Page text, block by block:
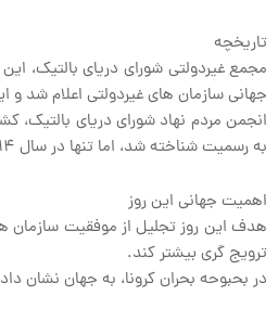
تاریخچه
جهانی سازمان های غیردولتی اعلام شد و
به رسمیت شناخته شد، اما تنها در سال ۲۰۱۴ بود که برای اولین بار روز جهانی سازمان های غیردولتی توسط سازمان ملل برگزار شد.
اهمیت جهانی این روز
هدف این روز تجلیل از موفقیت سازمان
ترویج گری بیشتر کند.
در بحبوحه بحران کرونا، به جهان نشان